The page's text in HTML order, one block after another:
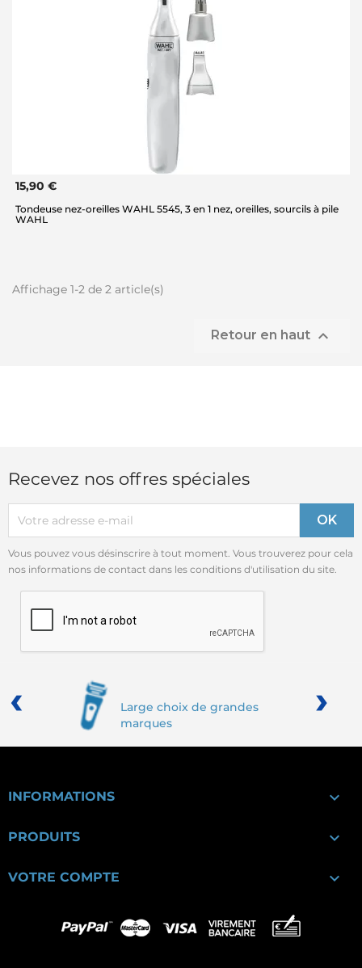
15,90 €
Tondeuse nez-oreilles WAHL 5545, 3 en 1 nez, oreilles, sourcils à pile
WAHL
Affichage 1-2 de 2 article(s)
Retour en haut 
Recevez nos offres spéciales
Vous pouvez vous désinscrire à tout moment. Vous trouverez pour cela
nos informations de contact dans les conditions d'utilisation du site.
Large choix de grandes
marques
‹ ›
INFORMATIONS 
PRODUITS 
VOTRE COMPTE 